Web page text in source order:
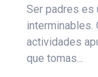
Ser padres es
interminables.
actividades
que tomas...